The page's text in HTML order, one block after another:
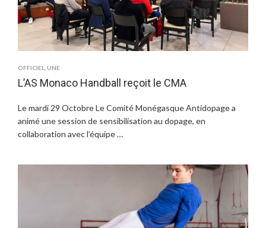
OFFICIEL UNE
L’AS Monaco Handball reçoit le CMA
Le mardi 29 Octobre Le Comité Monégasque Antidopage a
animé une session de sensibilisation au dopage, en
collaboration avec l’équipe …